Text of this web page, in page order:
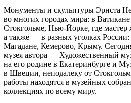
Монументы и скульптуры Эрнста
во многих городах мира: в
Стокгольме, Нью-Йорке, где мастер
а также — в разных уголках
Магадане, Кемерово, Крыму.
музея автора — Художественный
на его родине в Екатеринбурге и
в Швеции, неподалеку от
работы находятся в музейных
коллекциях по всему миру.